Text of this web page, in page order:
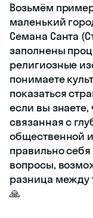
Возьмём
маленький
Семана Санта
заполнены
религиозные
понимаете
показаться
если вы знаете,
связанная с
общественной
правильно
вопросы,
разница между
🙏